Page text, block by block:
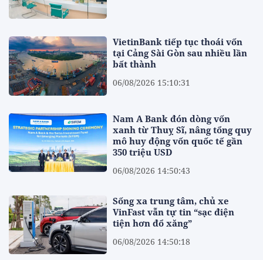
VietinBank tiếp tục thoái vốn
tại Cảng Sài Gòn sau nhiều lần
bất thành
06/08/2026 15:10:31
Nam A Bank đón dòng vốn
xanh từ Thuỵ Sĩ, nâng tổng quy
mô huy động vốn quốc tế gần
350 triệu USD
06/08/2026 14:50:43
Sống xa trung tâm, chủ xe
VinFast vẫn tự tin “sạc điện
tiện hơn đổ xăng”
06/08/2026 14:50:18